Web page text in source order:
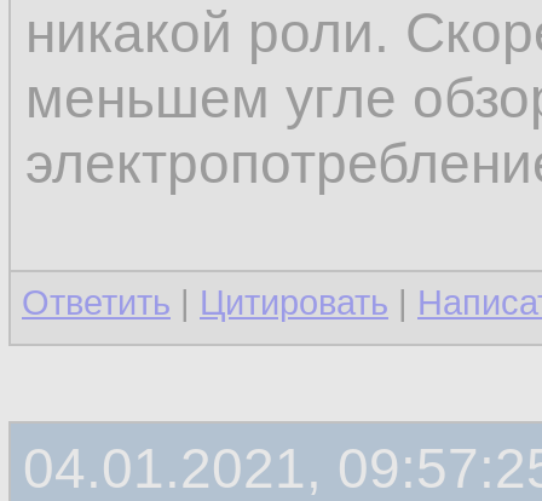
никакой роли.
меньшем угле
Ответить | Цитировать |
04.01.2021,